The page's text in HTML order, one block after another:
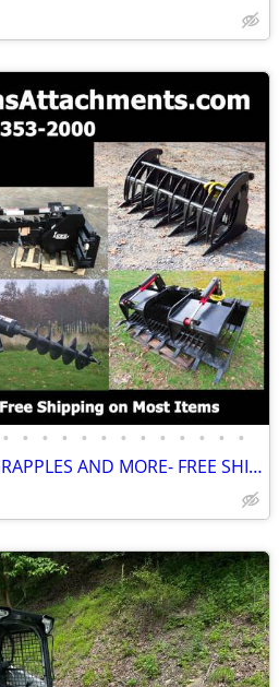
• • • • • • • • • • • • •
SKID STEER BUCKETS, GRAPPLES AND MORE- FREE SHIPPING